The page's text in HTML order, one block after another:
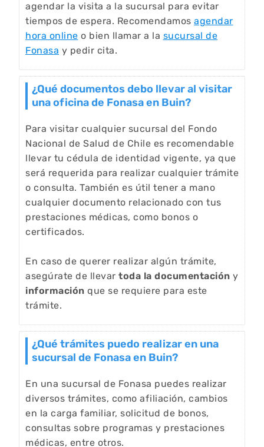
agendar la visita a la sucursal para evitar
tiempos de espera. Recomendamos agendar
hora online o bien llamar a la sucursal de
Fonasa y pedir cita.
¿Qué documentos debo llevar al visitar
una oficina de Fonasa en Buin?
Para visitar cualquier sucursal del Fondo
Nacional de Salud de Chile es recomendable
llevar tu cédula de identidad vigente, ya que
será requerida para realizar cualquier trámite
o consulta. También es útil tener a mano
cualquier documento relacionado con tus
prestaciones médicas, como bonos o
certificados.
En caso de querer realizar algún trámite,
asegúrate de llevar toda la documentación y
información que se requiere para este
trámite.
¿Qué trámites puedo realizar en una
sucursal de Fonasa en Buin?
En una sucursal de Fonasa puedes realizar
diversos trámites, como afiliación, cambios
en la carga familiar, solicitud de bonos,
consultas sobre programas y prestaciones
médicas, entre otros.